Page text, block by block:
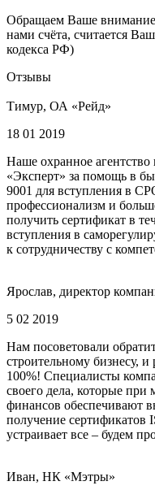
Обращаем Ваше
нами счёта, считается
кодекса РФ)
Отзывы
Тимур, ОА «Рейд»
18 01 2019
Наше охранное агентство
«Эксперт» за помощь в
9001 для вступления в
профессионализм и
получить сертификат в
вступления в
к сотрудничеству с
Ярослав, директор
5 02 2019
Нам посоветовали
строительному бизнесу, и
100%! Специалисты
своего дела, которые
финансов обеспечивают
получение сертификатов
устраивает все – будем
Иван, НК «Мэтры»